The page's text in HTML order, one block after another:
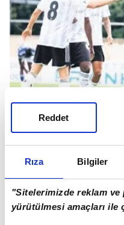
Rıza Bilgiler
"Sitelerimizde reklam
yürütülmesi amaçları ile
Reddet
ABOU, MULEKA VE
Beşiktaş'ın yeni
hazırlık maçında
Muleka ve Rachid